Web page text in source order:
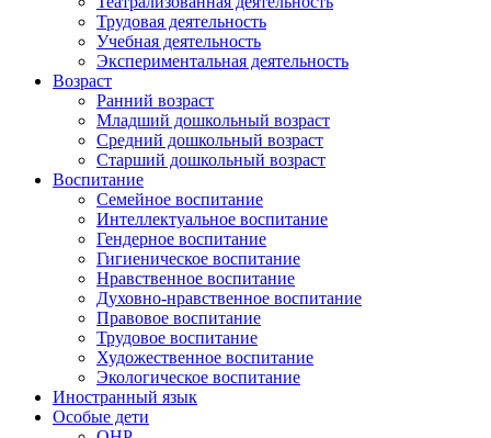
Трудовая деятельность
Учебная деятельность
Экспериментальная деятельность
Возраст
Ранний возраст
Младший дошкольный возраст
Средний дошкольный возраст
Старший дошкольный возраст
Воспитание
Семейное воспитание
Интеллектуальное воспитание
Гендерное воспитание
Гигиеническое воспитание
Нравственное воспитание
Духовно-нравственное воспитание
Правовое воспитание
Трудовое воспитание
Художественное воспитание
Экологическое воспитание
Иностранный язык
Особые дети